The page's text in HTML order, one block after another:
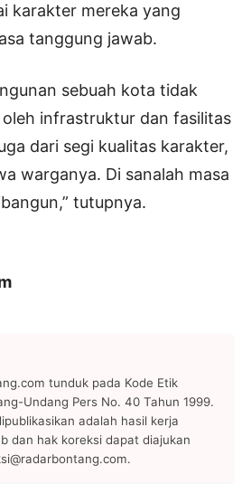
karakter mereka yang
tanggung jawab.
sebuah kota tidak
infrastruktur dan fasilitas
dari segi kualitas karakter,
warganya. Di sanalah masa
tutupnya.
tunduk pada Kode Etik
Undang Pers No. 40 Tahun 1999.
adalah hasil kerja
dan hak koreksi dapat diajukan